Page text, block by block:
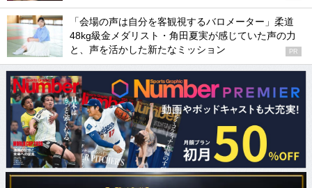
「会場の声は自分を客観視するバロメーター」柔道
48kg級金メダリスト・角田夏実が感じていた声の力
と、声を活かした新たなミッション
PR